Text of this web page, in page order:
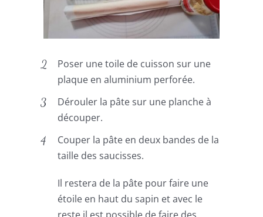
Poser une toile de cuisson sur une
plaque en aluminium perforée.
Dérouler la pâte sur une planche à
découper.
Couper la pâte en deux bandes de la
taille des saucisses.
Il restera de la pâte pour faire une
étoile en haut du sapin et avec le